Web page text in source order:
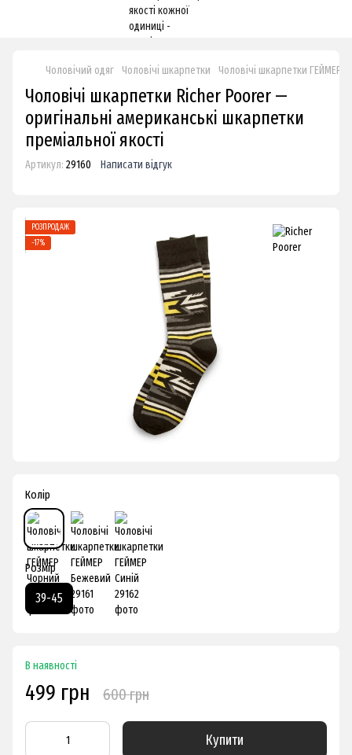
Чоловічий одяг Чоловічі шкарпетки Чоловічі шкарпетки ГЕЙМЕР
Чоловічі шкарпетки Richer Poorer —
оригінальні американські шкарпетки
преміальної якості
Артикул: 29160 Написати відгук
РОЗПРОДАЖ
−17%
Колір
Розмір
39-45
В наявності
499 грн 600 грн
Купити